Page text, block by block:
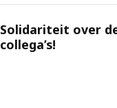
Solidariteit over
collega’s!